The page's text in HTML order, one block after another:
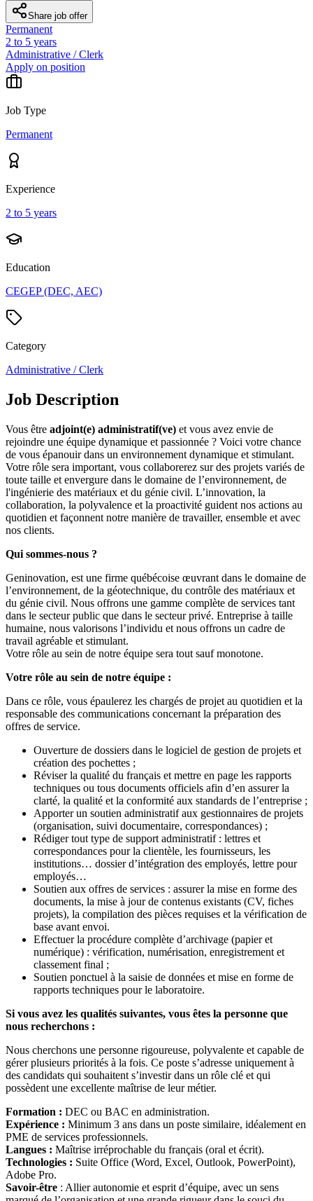
Share job offer
Permanent
2 to 5 years
Administrative / Clerk
Apply on position
Job Type
Permanent
Experience
2 to 5 years
Education
CEGEP (DEC, AEC)
Category
Administrative / Clerk
Job Description
Vous être adjoint(e) administratif(ve) et vous avez envie de
rejoindre une équipe dynamique et passionnée ? Voici votre chance
de vous épanouir dans un environnement dynamique et stimulant.
Votre rôle sera important, vous collaborerez sur des projets variés de
toute taille et envergure dans le domaine de l’environnement, de
l'ingénierie des matériaux et du génie civil. L’innovation, la
collaboration, la polyvalence et la proactivité guident nos actions au
quotidien et façonnent notre manière de travailler, ensemble et avec
nos clients.
Qui sommes-nous ?
Geninovation, est une firme québécoise œuvrant dans le domaine de
l’environnement, de la géotechnique, du contrôle des matériaux et
du génie civil. Nous offrons une gamme complète de services tant
dans le secteur public que dans le secteur privé. Entreprise à taille
humaine, nous valorisons l’individu et nous offrons un cadre de
travail agréable et stimulant.
Votre rôle au sein de notre équipe sera tout sauf monotone.
Votre rôle au sein de notre équipe :
Dans ce rôle, vous épaulerez les chargés de projet au quotidien et la
responsable des communications concernant la préparation des
offres de service.
Ouverture de dossiers dans le logiciel de gestion de projets et
création des pochettes ;
Réviser la qualité du français et mettre en page les rapports
techniques ou tous documents officiels afin d’en assurer la
clarté, la qualité et la conformité aux standards de l’entreprise ;
Apporter un soutien administratif aux gestionnaires de projets
(organisation, suivi documentaire, correspondances) ;
Rédiger tout type de support administratif : lettres et
correspondances pour la clientèle, les fournisseurs, les
institutions… dossier d’intégration des employés, lettre pour
employés…
Soutien aux offres de services : assurer la mise en forme des
documents, la mise à jour de contenus existants (CV, fiches
projets), la compilation des pièces requises et la vérification de
base avant envoi.
Effectuer la procédure complète d’archivage (papier et
numérique) : vérification, numérisation, enregistrement et
classement final ;
Soutien ponctuel à la saisie de données et mise en forme de
rapports techniques pour le laboratoire.
Si vous avez les qualités suivantes, vous êtes la personne que
nous recherchons :
Nous cherchons une personne rigoureuse, polyvalente et capable de
gérer plusieurs priorités à la fois. Ce poste s’adresse uniquement à
des candidats qui souhaitent s’investir dans un rôle clé et qui
possèdent une excellente maîtrise de leur métier.
Formation : DEC ou BAC en administration.
Expérience : Minimum 3 ans dans un poste similaire, idéalement en
PME de services professionnels.
Langues : Maîtrise irréprochable du français (oral et écrit).
Technologies : Suite Office (Word, Excel, Outlook, PowerPoint),
Adobe Pro.
Savoir-être : Allier autonomie et esprit d’équipe, avec un sens